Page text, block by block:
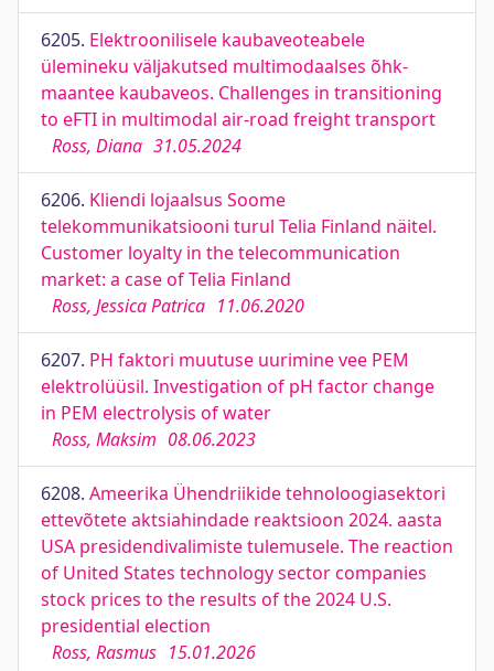
6205. Elektroonilisele kaubaveoteabele
ülemineku väljakutsed multimodaalses õhk-
maantee kaubaveos. Challenges in transitioning
to eFTI in multimodal air-road freight transport
Ross, Diana 31.05.2024
6206. Kliendi lojaalsus Soome
telekommunikatsiooni turul Telia Finland näitel.
Customer loyalty in the telecommunication
market: a case of Telia Finland
Ross, Jessica Patrica 11.06.2020
6207. PH faktori muutuse uurimine vee PEM
elektrolüüsil. Investigation of pH factor change
in PEM electrolysis of water
Ross, Maksim 08.06.2023
6208. Ameerika Ühendriikide tehnoloogiasektori
ettevõtete aktsiahindade reaktsioon 2024. aasta
USA presidendivalimiste tulemusele. The reaction
of United States technology sector companies
stock prices to the results of the 2024 U.S.
presidential election
Ross, Rasmus 15.01.2026